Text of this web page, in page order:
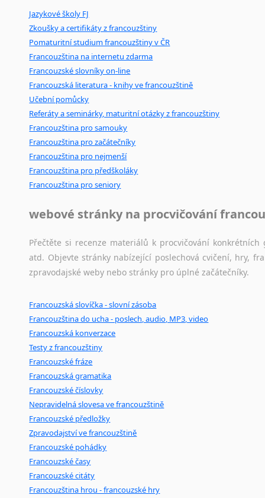
Mix pomůcek, jež
poradny a pravidla pravopisu nebo
Jazykové školy FJ
Zkoušky a certifikáty z francouzštiny
Pomaturitní studium francouzštiny v ČR
Francouzština na internetu zdarma
Francouzské slovníky on-line
Francouzská literatura - knihy ve francouzštině
Učební pomůcky
Referáty a seminárky, maturitní otázky z francouzštiny
Francouzština pro samouky
Francouzština pro začátečníky
Francouzština pro nejmenší
Francouzština pro předškoláky
Francouzština pro seniory
webové stránky na procvičování
Přečtěte si recenze materiálů k procvičování
atd. Objevte stránky nabízející poslechová cvičení, hry,
zpravodajské weby nebo stránky pro úplné začátečníky.
Francouzská slovíčka - slovní zásoba
Francouzština do ucha - poslech, audio, MP3, video
Francouzská konverzace
Testy z francouzštiny
Francouzské fráze
Francouzská gramatika
Francouzské číslovky
Nepravidelná slovesa ve francouzštině
Francouzské předložky
Zpravodajství ve francouzštině
Francouzské pohádky
Francouzské časy
Francouzské citáty
Francouzština hrou - francouzské hry